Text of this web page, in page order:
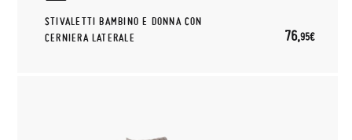
STIVALETTI BAMBINO E DONNA CON
CERNIERA LATERALE
76,95€